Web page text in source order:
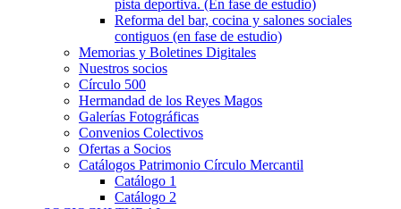
pista deportiva. (En fase de estudio)
Reforma del bar, cocina y salones sociales
contiguos (en fase de estudio)
Memorias y Boletines Digitales
Nuestros socios
Círculo 500
Hermandad de los Reyes Magos
Galerías Fotográficas
Convenios Colectivos
Ofertas a Socios
Catálogos Patrimonio Círculo Mercantil
Catálogo 1
Catálogo 2